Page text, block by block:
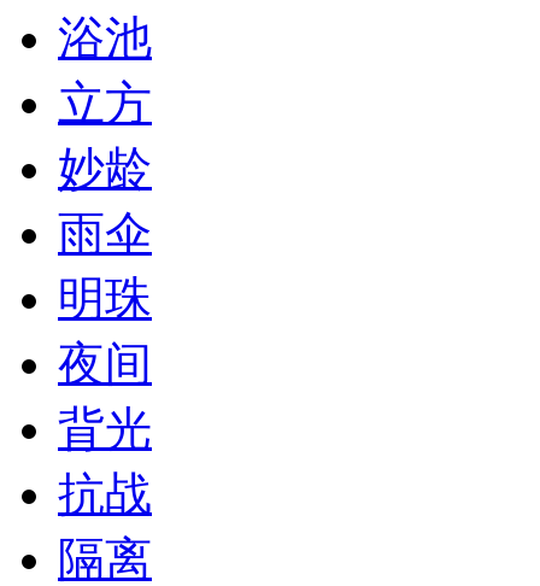
浴池
立方
妙龄
雨伞
明珠
夜间
背光
抗战
隔离